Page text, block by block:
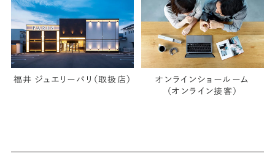
福井 ジュエリーパリ（取扱店）
オンラインショールーム
（オンライン接客）